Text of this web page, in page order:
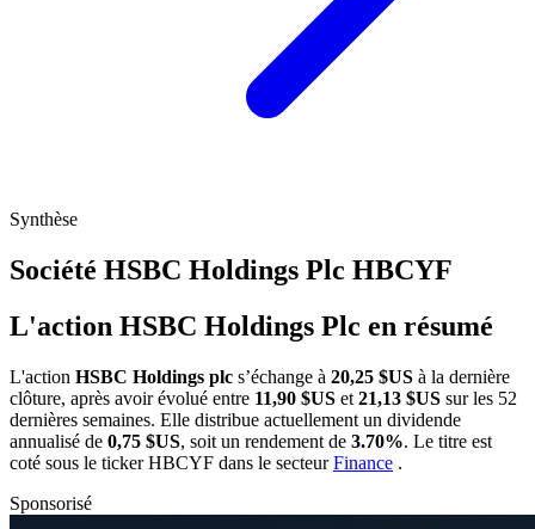
Synthèse
Société HSBC Holdings Plc HBCYF
L'action HSBC Holdings Plc en résumé
L'action HSBC Holdings plc s’échange à 20,25 $US à la dernière
clôture, après avoir évolué entre 11,90 $US et 21,13 $US sur les 52
dernières semaines. Elle distribue actuellement un dividende
annualisé de 0,75 $US, soit un rendement de 3.70%. Le titre est
coté sous le tickerHBCYF dans le secteurFinance .
Sponsorisé